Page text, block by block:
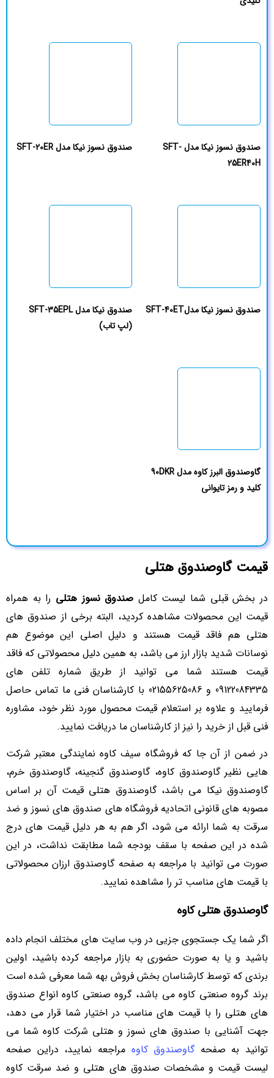
صندوق نسوز نیکا مدل SFT-
25ER40H
صندوق نسوز نیکا مدل SFT-20ER
صندوق نسوز نیکا مدلSFT-40ET
صندوق نیکا مدل SFT-35EPL
(لپ تاب)
گاوصندوق البرز کاوه مدل 90DKR
کلید و رمز تایوانی
قیمت گاوصندوق هتلی
در بخش قبلی شما لیست کامل صندوق نسوز هتلی را به همراه
قیمت این محصولات مشاهده کردید، البته برخی از صندوق های
هتلی هم فاقد قیمت هستند و دلیل اصلی این موضوع هم
نوسانات شدید بازار ارز می باشد، به همین دلیل محصولاتی که فاقد
قیمت هستند شما می توانید از طریق شماره تلفن های
09122084335 و 02155625086 با کارشناسان فنی ما تماس حاصل
فرمایید و علاوه بر استعلام قیمت محصول مورد نظر خود، مشاوره
فنی قبل از خرید را نیز از کارشناسان ما دریافت نمایید.
در ضمن از آن جا که فروشگاه سیف کاوه نمایندگی معتبر شرکت
هایی نظیر گاوصندوق کاوه، گاوصندوق گنجینه، گاوصندوق خرم،
گاوصندوق نیکا می باشد، گاوصندوق هتلی قیمت آن بر اساس
مصوبه های قانونی اتحادیه فروشگاه های صندوق های نسوز و ضد
سرقت به شما ارائه می شود، اگر هم به هر دلیل قیمت های درج
شده در این صفحه با سقف بودجه شما مطابقت نداشت، در این
صورت می توانید با مراجعه به صفحه گاوصندوق ارزان محصولاتی
با قیمت های مناسب تر را مشاهده نمایید.
گاوصندوق هتلی کاوه
اگر شما یک جستجوی جزیی در وب سایت های مختلف انجام داده
باشید و یا به صورت حضوری به بازار مراجعه کرده باشید، اولین
برندی که توسط کارشناسان بخش فروش بهه شما معرفی شده است
برند گروه صنعتی کاوه می باشد، گروه صنعتی کاوه انواع صندوق
های هتلی را با قیمت های مناسب در اختیار شما قرار می دهد،
جهت آشنایی با صندوق های نسوز و هتلی شرکت کاوه شما می
توانید به صفحهگاوصندوق کاوه مراجعه نمایید، دراین صفحه
لیست قیمت و مشخصات صندوق های هتلی و ضد سرقت کاوه